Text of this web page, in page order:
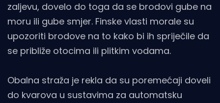
zaljevu, dovelo do toga da se brodovi gube na
moru ili gube smjer. Finske vlasti morale su
upozoriti brodove na to kako bi ih spriječile da
se približe otocima ili plitkim vodama.
Obalna straža je rekla da su poremećaji doveli
do kvarova u sustavima za automatsku